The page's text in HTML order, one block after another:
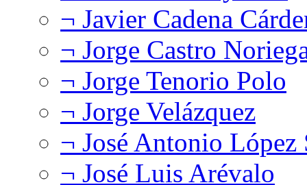
¬ Javier Cadena
¬ Jorge Castro
¬ Jorge Tenorio Polo
¬ Jorge Velázquez
¬ José Antonio López
¬ José Luis Arévalo